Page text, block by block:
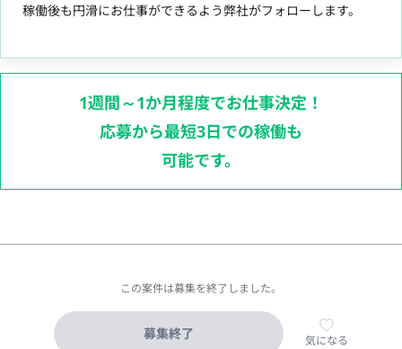
稼働後も円滑にお仕事ができるよう弊社がフォローします。
1週間～1か月程度でお仕事決定！
応募から最短3日での稼働も
可能です。
この案件は募集を終了しました。
募集終了 気になる